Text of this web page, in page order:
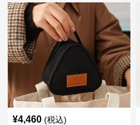
¥4,460 (税込)